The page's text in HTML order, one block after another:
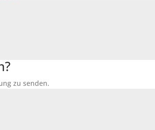
zu senden.